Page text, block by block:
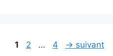
Navigation
Page
1 Page
2 … Page
4 → suivant